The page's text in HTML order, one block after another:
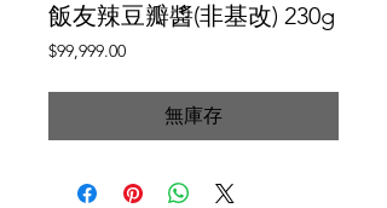
飯友辣豆瓣醬(非基改) 230g
$99,999.00價
無庫存